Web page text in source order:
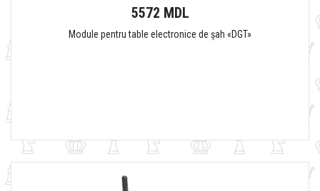
5572 MDL
Module pentru table electronice de șah «DGT»